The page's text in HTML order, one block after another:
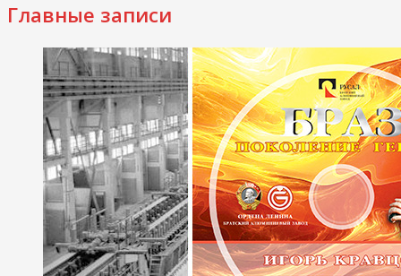
Главные записи